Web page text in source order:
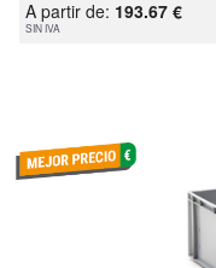
A partir de: 193.67 €
SIN IVA